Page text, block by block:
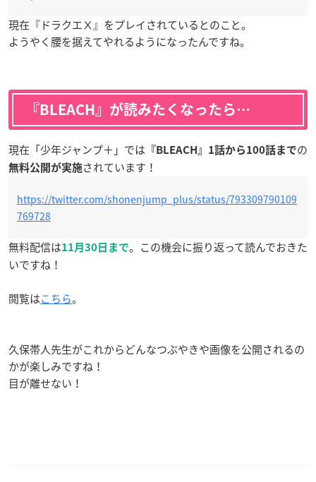
現在『ドラクエⅩ』をプレイされているとのこと。
ようやく腰を据えてやれるようになったんですね。
『BLEACH』が読みたくなったら…
現在「少年ジャンプ＋」では 『BLEACH』1話から100話までの
無料公開が実施されています！
https://twitter.com/shonenjump_plus/status/793309790109
769728
無料配信は11月30日まで。この機会に振り返って読んでおきた
いですね！
閲覧はこちら。
久保帯人先生がこれからどんなつぶやきや画像を公開されるの
かが楽しみですね！
目が離せない！